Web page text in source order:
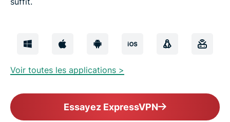
Voir toutes les applications >
Essayez ExpressVPN